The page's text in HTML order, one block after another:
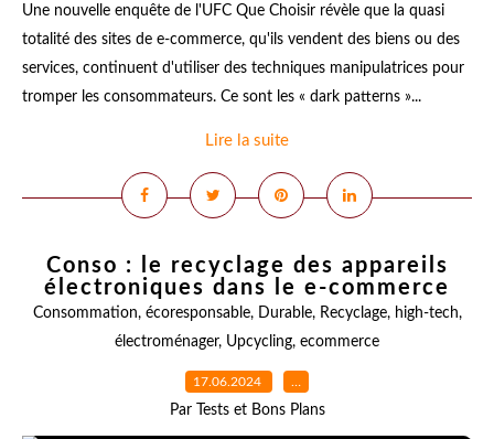
Une nouvelle enquête de l'UFC Que Choisir révèle que la quasi
totalité des sites de e-commerce, qu'ils vendent des biens ou des
services, continuent d'utiliser des techniques manipulatrices pour
tromper les consommateurs. Ce sont les « dark patterns »...
Lire la suite
Conso : le recyclage des appareils
électroniques dans le e-commerce
Consommation, écoresponsable, Durable, Recyclage, high-tech,
électroménager, Upcycling, ecommerce
17.06.2024 …
Par Tests et Bons Plans